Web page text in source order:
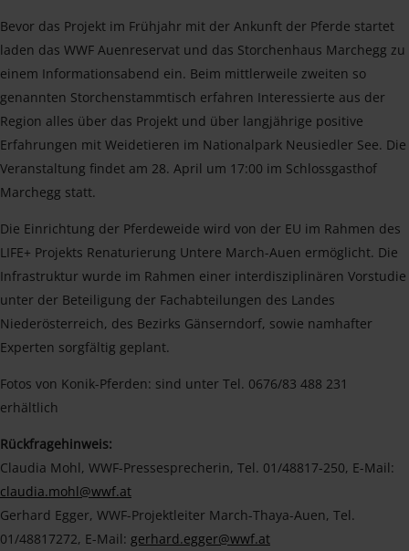
Bevor das Projekt im Frühjahr mit der Ankunft der Pferde startet
laden das WWF Auenreservat und das Storchenhaus Marchegg zu
einem Informationsabend ein. Beim mittlerweile zweiten so
genannten Storchenstammtisch erfahren Interessierte aus der
Region alles über das Projekt und über langjährige positive
Erfahrungen mit Weidetieren im Nationalpark Neusiedler See. Die
Veranstaltung findet am 28. April um 17:00 im Schlossgasthof
Marchegg statt.
Die Einrichtung der Pferdeweide wird von der EU im Rahmen des
LIFE+ Projekts Renaturierung Untere March-Auen ermöglicht. Die
Infrastruktur wurde im Rahmen einer interdisziplinären Vorstudie
unter der Beteiligung der Fachabteilungen des Landes
Niederösterreich, des Bezirks Gänserndorf, sowie namhafter
Experten sorgfältig geplant.
Fotos von Konik-Pferden: sind unter Tel. 0676/83 488 231
erhältlich
Rückfragehinweis:
Claudia Mohl, WWF-Pressesprecherin, Tel. 01/48817-250, E-Mail:
claudia.mohl@wwf.at
Gerhard Egger, WWF-Projektleiter March-Thaya-Auen, Tel.
01/48817272, E-Mail: gerhard.egger@wwf.at